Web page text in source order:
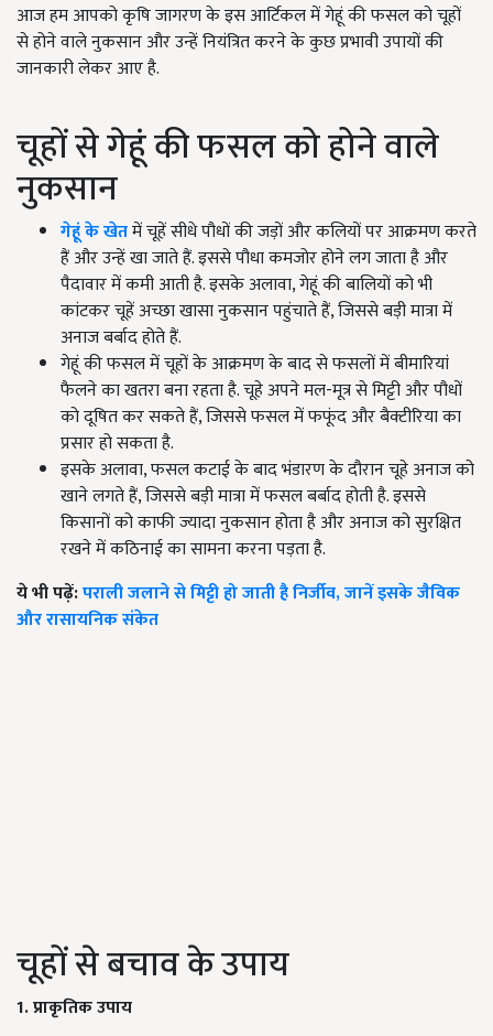
आज हम आपको कृषि जागरण के इस आर्टिकल में गेहूं की फसल को चूहों
से होने वाले नुकसान और उन्हें नियंत्रित करने के कुछ प्रभावी उपायों की
जानकारी लेकर आए है.
चूहों से गेहूं की फसल को होने वाले
नुकसान
गेहूं के खेतमें चूहें सीधे पौधों की जड़ों और कलियों पर आक्रमण करते
हैं और उन्हें खा जाते हैं. इससे पौधा कमजोर होने लग जाता है और
पैदावार में कमी आती है. इसके अलावा, गेहूं की बालियों को भी
कांटकर चूहें अच्छा खासा नुकसान पहुंचाते हैं, जिससे बड़ी मात्रा में
अनाज बर्बाद होते हैं.
गेहूं की फसल में चूहों के आक्रमण के बाद से फसलों में बीमारियां
फैलने का खतरा बना रहता है. चूहे अपने मल-मूत्र से मिट्टी और पौधों
को दूषित कर सकते हैं, जिससे फसल में फफूंद और बैक्टीरिया का
प्रसार हो सकता है.
इसके अलावा, फसल कटाई के बाद भंडारण के दौरान चूहे अनाज को
खाने लगते हैं, जिससे बड़ी मात्रा में फसल बर्बाद होती है. इससे
किसानों को काफी ज्यादा नुकसान होता है और अनाज को सुरक्षित
रखने में कठिनाई का सामना करना पड़ता है.
ये भी पढ़ें:पराली जलाने से मिट्टी हो जाती है निर्जीव, जानें इसके जैविक
और रासायनिक संकेत
चूहों से बचाव के उपाय
1. प्राकृतिक उपाय